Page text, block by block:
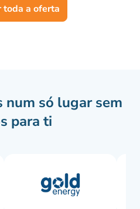
toda a oferta
num só lugar sem
para ti